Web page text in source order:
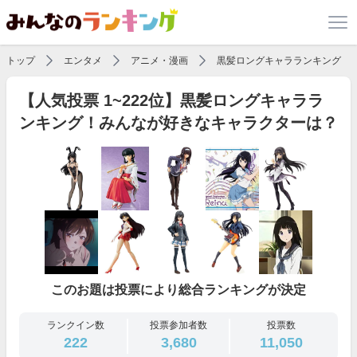
トップ エンタメ アニメ・漫画 黒髪ロングキャラランキング
【人気投票 1~222位】黒髪ロングキャララ
ンキング！みんなが好きなキャラクターは？
このお題は投票により総合ランキングが決定
ランクイン数
222
投票参加者数
3,680
投票数
11,050